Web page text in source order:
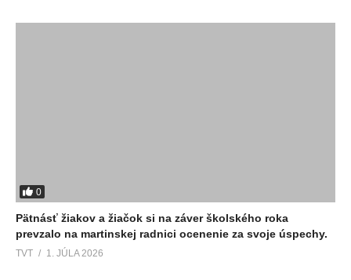
0
Pätnásť žiakov a žiačok si na záver školského roka
prevzalo na martinskej radnici ocenenie za svoje úspechy.
TVT 1. JÚLA 2026